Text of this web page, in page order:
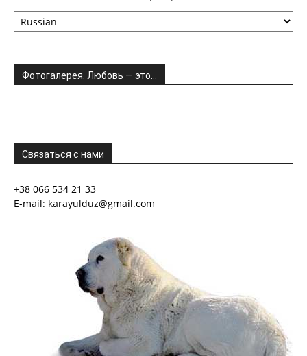
Фотогалерея. Любовь — это…
Связаться с нами
+38 066 534 21 33
E-mail: karayulduz@gmail.com